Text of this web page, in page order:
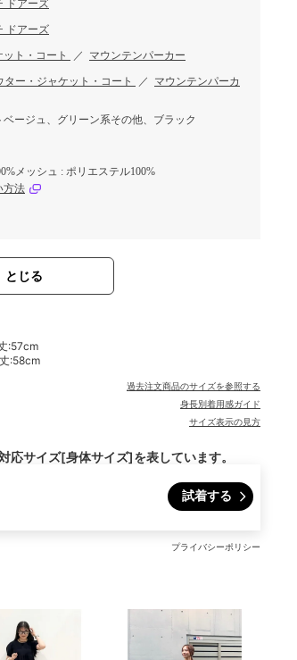
ドアーズ
ドアーズ
ト・コート ／ マウンテンパーカー
ター・ジャケット・コート ／ マウンテンパーカ
ージュ、グリーン系その他、ブラック
メッシュ : ポリエステル100%
方法
とじる
:57cm
:58cm
過去注文商品のサイズを参照する
身長別着用感ガイド
サイズ表示の見方
サイズ[身体サイズ]を表しています。
試着する
プライバシーポリシー